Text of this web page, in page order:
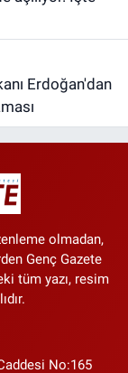
olmadan,
Genç Gazete
tüm yazı, resim